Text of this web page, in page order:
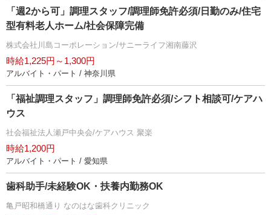
「週2から可」調理スタッフ/調理師免許必須/日勤のみ/住宅
型有料老人ホーム/社会保障完備
株式会社川島コーポレーション/サニーライフ湘南藤沢
時給1,225円～1,300円
アルバイト・パート / 神奈川県
「福祉調理スタッフ」調理師免許必須/シフト相談可/ケアハ
ウス
社会福祉法人瀬戸中央会/ケアハウス 聚楽
時給1,200円
アルバイト・パート / 愛知県
歯科助手/未経験OK・扶養内勤務OK
亀戸昭和橋通り なのはな歯科クリニック